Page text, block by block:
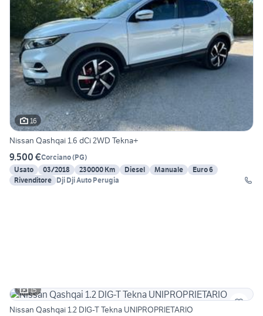
16
Nissan Qashqai 1.6 dCi 2WD Tekna+
9.500 €Corciano(PG)
Usato
03/2018 230000 Km Diesel Manuale
Euro 6
Rivenditore Dji Dji Auto Perugia
15
Nissan Qashqai 1.2 DIG-T Tekna UNIPROPRIETARIO